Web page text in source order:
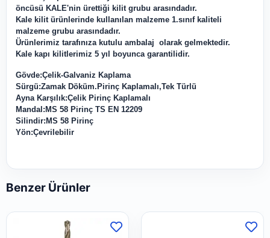
öncüsü KALE'nin ürettiği kilit grubu arasındadır.
Kale kilit ürünlerinde kullanılan malzeme 1.sınıf kaliteli
malzeme grubu arasındadır.
Ürünlerimiz tarafınıza kutulu ambalaj olarak gelmektedir.
Kale kapı kilitlerimiz 5 yıl boyunca garantilidir.
Gövde:Çelik-Galvaniz Kaplama
Sürgü:Zamak Döküm.Pirinç Kaplamalı,Tek Türlü
Ayna Karşılık:Çelik Pirinç Kaplamalı
Mandal:MS 58 Pirinç TS EN 12209
Silindir:MS 58 Pirinç
Yön:Çevrilebilir
Benzer Ürünler